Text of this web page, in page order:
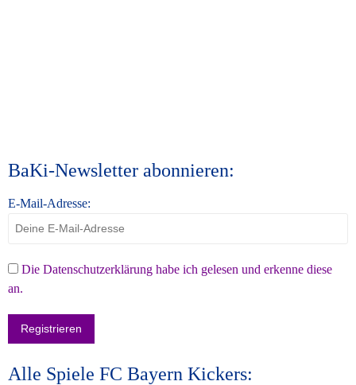
BaKi-Newsletter abonnieren:
E-Mail-Adresse:
Die Datenschutzerklärung habe ich gelesen und erkenne diese
an.
Alle Spiele FC Bayern Kickers: